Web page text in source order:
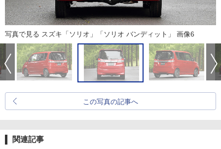
写真で見る スズキ「ソリオ」「ソリオ バンディット」 画像6
この写真の記事へ
関連記事